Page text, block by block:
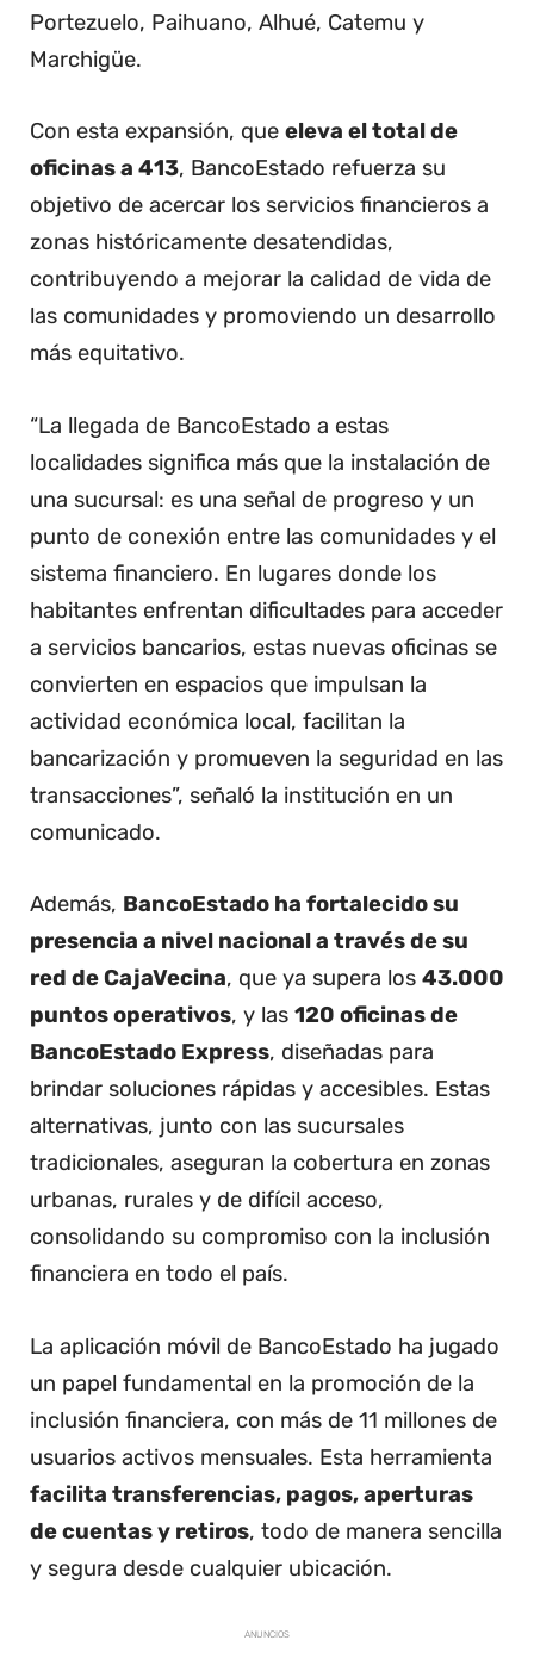
Portezuelo, Paihuano, Alhué, Catemu y
Marchigüe.
Con esta expansión, que eleva el total de
oficinas a 413, BancoEstado refuerza su
objetivo de acercar los servicios financieros a
zonas históricamente desatendidas,
contribuyendo a mejorar la calidad de vida de
las comunidades y promoviendo un desarrollo
más equitativo.
“La llegada de BancoEstado a estas
localidades significa más que la instalación de
una sucursal: es una señal de progreso y un
punto de conexión entre las comunidades y el
sistema financiero. En lugares donde los
habitantes enfrentan dificultades para acceder
a servicios bancarios, estas nuevas oficinas se
convierten en espacios que impulsan la
actividad económica local, facilitan la
bancarización y promueven la seguridad en las
transacciones”, señaló la institución en un
comunicado.
Además, BancoEstado ha fortalecido su
presencia a nivel nacional a través de su
red de CajaVecina, que ya supera los 43.000
puntos operativos, y las 120 oficinas de
BancoEstado Express, diseñadas para
brindar soluciones rápidas y accesibles. Estas
alternativas, junto con las sucursales
tradicionales, aseguran la cobertura en zonas
urbanas, rurales y de difícil acceso,
consolidando su compromiso con la inclusión
financiera en todo el país.
La aplicación móvil de BancoEstado ha jugado
un papel fundamental en la promoción de la
inclusión financiera, con más de 11 millones de
usuarios activos mensuales. Esta herramienta
facilita transferencias, pagos, aperturas
de cuentas y retiros, todo de manera sencilla
y segura desde cualquier ubicación.
ANUNCIOS